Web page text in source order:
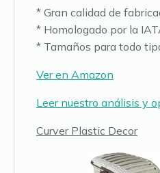
* Gran calidad de
* Homologado por la
* Tamaños para todo
Ver en Amazon
Leer nuestro análisis y
Curver Plastic Decor